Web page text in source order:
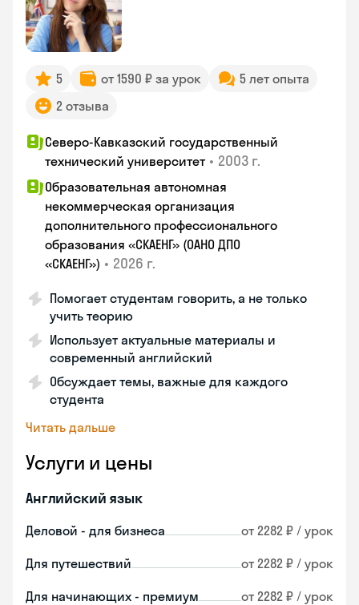
5 от 1590 ₽ за урок
5 лет опыта
2 отзыва
Северо-Кавказский государственный
технический университет • 2003 г.
Образовательная автономная
некоммерческая организация
дополнительного профессионального
образования «СКАЕНГ» (ОАНО ДПО
«СКАЕНГ») • 2026 г.
Помогает студентам говорить, а не только
учить теорию
Использует актуальные материалы и
современный английский
Обсуждает темы, важные для каждого
студента
Читать дальше
Услуги и цены
Английский язык
Деловой - для бизнеса от 2282 ₽ / урок
Для путешествий от 2282 ₽ / урок
Для начинающих - премиум от 2282 ₽ / урок